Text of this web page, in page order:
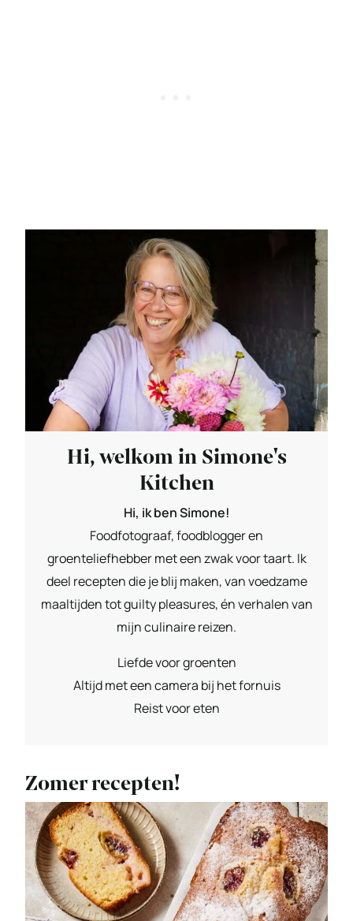
Hi, welkom in Simone's
Kitchen
Hi, ik ben Simone!
Foodfotograaf, foodblogger en
groenteliefhebber met een zwak voor taart. Ik
deel recepten die je blij maken, van voedzame
maaltijden tot guilty pleasures, én verhalen van
mijn culinaire reizen.
Liefde voor groenten
Altijd met een camera bij het fornuis
Reist voor eten
Zomer recepten!